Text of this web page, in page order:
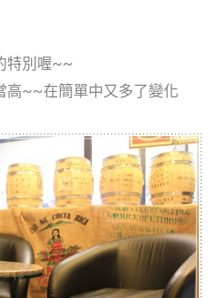
特別喔~~
高~~在簡單中又多了變化